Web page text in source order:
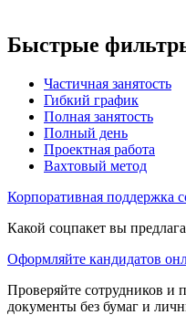
Быстрые
Частичная занятость
Гибкий график
Полная занятость
Полный день
Проектная работа
Вахтовый метод
Корпоративная поддержка
Какой соцпакет вы
Оформляйте кандидатов
Проверяйте сотрудников и
документы без бумаг и